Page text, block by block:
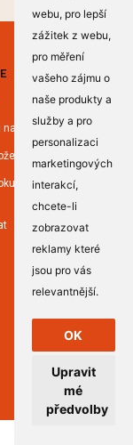
webu, pro lepší
zážitek z webu,
pro měření
vašeho zájmu o
naše produkty a
služby a pro
personalizaci
marketingových
interakcí,
chcete-li
zobrazovat
reklamy které
jsou pro vás
relevantnější.
OK
Upravit
mé
předvolby
Ukrajině
na